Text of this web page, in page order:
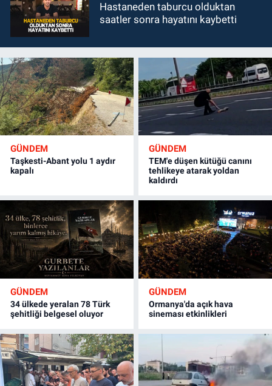
Hastaneden taburcu olduktan
saatler sonra hayatını kaybetti
GÜNDEM
Taşkesti-Abant yolu 1 aydır
kapalı
GÜNDEM
TEM'e düşen kütüğü canını
tehlikeye atarak yoldan
kaldırdı
GÜNDEM
34 ülkede yeralan 78 Türk
şehitliği belgesel oluyor
GÜNDEM
Ormanya'da açık hava
sineması etkinlikleri